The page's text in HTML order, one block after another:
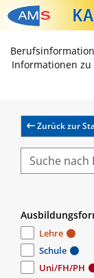
Informationen
Zurück zur
Lehre
Schule
Uni/FH/PH